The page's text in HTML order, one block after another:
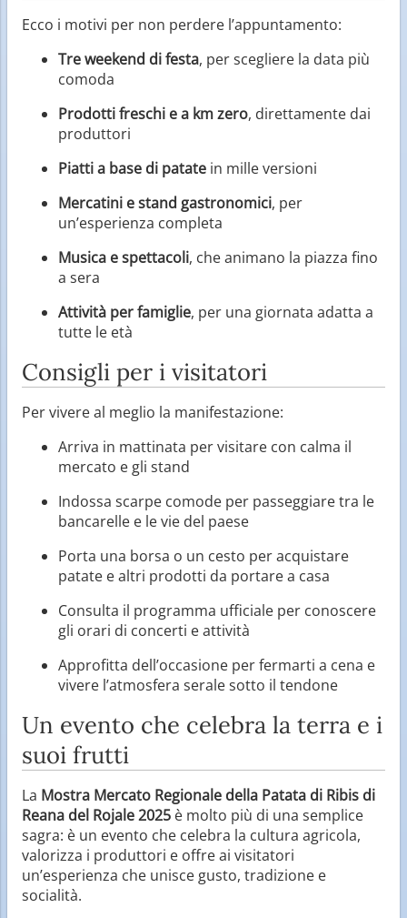
Ecco i motivi per non perdere l’appuntamento:
Tre weekend di festa, per scegliere la data più
comoda
Prodotti freschi e a km zero, direttamente dai
produttori
Piatti a base di patate in mille versioni
Mercatini e stand gastronomici, per
un’esperienza completa
Musica e spettacoli, che animano la piazza fino
a sera
Attività per famiglie, per una giornata adatta a
tutte le età
Consigli per i visitatori
Per vivere al meglio la manifestazione:
Arriva in mattinata per visitare con calma il
mercato e gli stand
Indossa scarpe comode per passeggiare tra le
bancarelle e le vie del paese
Porta una borsa o un cesto per acquistare
patate e altri prodotti da portare a casa
Consulta il programma ufficiale per conoscere
gli orari di concerti e attività
Approfitta dell’occasione per fermarti a cena e
vivere l’atmosfera serale sotto il tendone
Un evento che celebra la terra e i
suoi frutti
La Mostra Mercato Regionale della Patata di Ribis di
Reana del Rojale 2025 è molto più di una semplice
sagra: è un evento che celebra la cultura agricola,
valorizza i produttori e offre ai visitatori
un’esperienza che unisce gusto, tradizione e
socialità.